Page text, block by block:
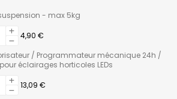
- max 5kg
4,90 €
/ Programmateur mécanique 24h /
éclairages horticoles LEDs
13,09 €